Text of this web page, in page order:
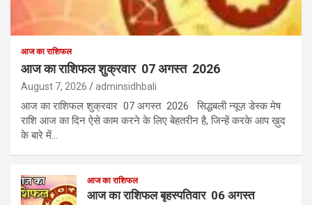
आज का राशिफल
आज का राशिफल शुक्रवार 07 अगस्त 2026
August 7, 2026 adminsidhbali
आज का राशिफल शुक्रवार 07 अगस्त 2026 सिद्धबली न्यूज़ डेस्क मेष
राशि आज का दिन ऐसे काम करने के लिए बेहतरीन है, जिन्हें करके आप ख़ुद
के बारे में…
आज का राशिफल
आज का राशिफल बृहस्पतिवार 06 अगस्त